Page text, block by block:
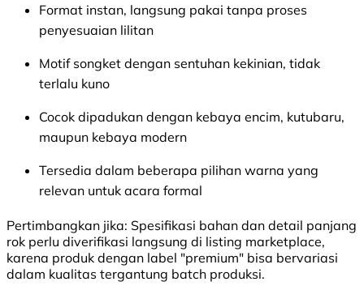
Format instan, langsung pakai tanpa proses
penyesuaian lilitan
Motif songket dengan sentuhan kekinian, tidak
terlalu kuno
Cocok dipadukan dengan kebaya encim, kutubaru,
maupun kebaya modern
Tersedia dalam beberapa pilihan warna yang
relevan untuk acara formal
Pertimbangkan jika: Spesifikasi bahan dan detail panjang
rok perlu diverifikasi langsung di listing marketplace,
karena produk dengan label "premium" bisa bervariasi
dalam kualitas tergantung batch produksi.